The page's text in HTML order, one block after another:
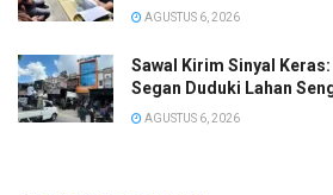
AGUSTUS 6, 2026
Sawal Kirim Sinyal Keras:
Segan Duduki Lahan
AGUSTUS 6, 2026